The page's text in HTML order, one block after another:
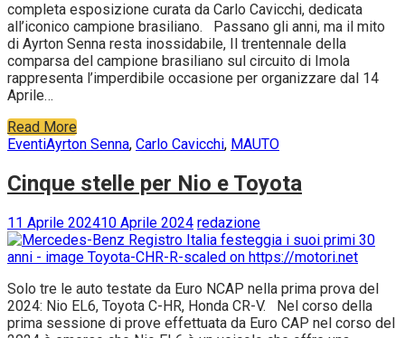
completa esposizione curata da Carlo Cavicchi, dedicata
all’iconico campione brasiliano. Passano gli anni, ma il mito
di Ayrton Senna resta inossidabile, Il trentennale della
comparsa del campione brasiliano sul circuito di Imola
rappresenta l’imperdibile occasione per organizzare dal 14
Aprile…
Read More
EventiAyrton Senna, Carlo Cavicchi, MAUTO
Cinque stelle per Nio e Toyota
11 Aprile 202410 Aprile 2024 redazione
Solo tre le auto testate da Euro NCAP nella prima prova del
2024: Nio EL6, Toyota C-HR, Honda CR-V. Nel corso della
prima sessione di prove effettuata da Euro CAP nel corso del